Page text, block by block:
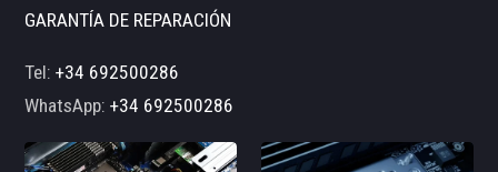
GARANTÍA DE REPARACIÓN
Tel:+34 692500286
WhatsApp:+34 692500286